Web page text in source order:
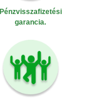
Pénzvisszafizetési
garancia.